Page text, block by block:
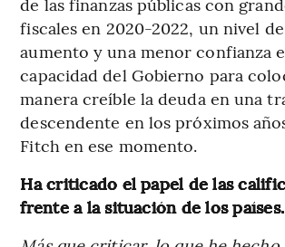
fiscales en 2020-2022, un nivel
aumento y una menor confianza
capacidad del Gobierno para
manera creíble la deuda en una
descendente en los próximos
Fitch en ese momento.
Ha criticado el papel de las
frente a la situación de los